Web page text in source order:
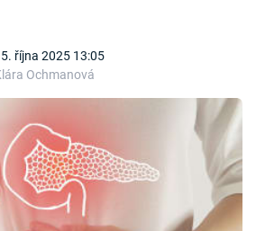
října 2025 13:05
Ochmanová